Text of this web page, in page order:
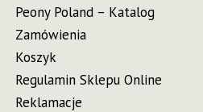
Peony Poland – Katalog
Zamówienia
Koszyk
Regulamin Sklepu Online
Reklamacje